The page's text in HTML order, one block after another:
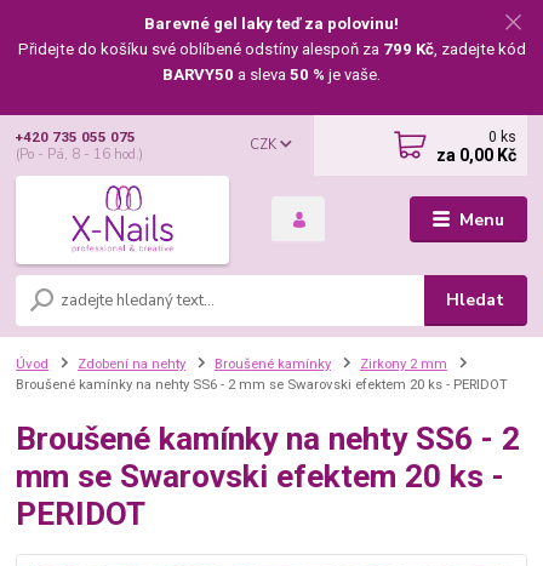
Barevné gel laky teď za polovinu!
Přidejte do košíku své oblíbené odstíny alespoň za 799 Kč, zadejte kód
BARVY50 a sleva 50 % je vaše.
Menu
CZK
Hledat
+420 735 055 075
(Po - Pá, 8 - 16 hod.)
0 ks
za 0,00 Kč
Úvod Zdobení na nehty Broušené kamínky
Zirkony 2 mm
Broušené kamínky na nehty SS6 - 2 mm se Swarovski efektem 20 ks - PERIDOT
Broušené kamínky na nehty SS6 - 2
mm se Swarovski efektem 20 ks -
PERIDOT